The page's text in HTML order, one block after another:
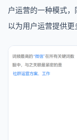
户运营的一种模式
以为用户运营提供更